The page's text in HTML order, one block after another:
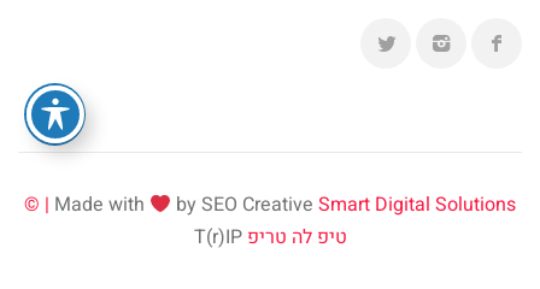
Made with by SEO CreativeSmart Digital Solutions | ©
טיפ לה טריפ T(r)IP